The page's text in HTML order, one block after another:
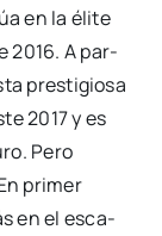
en la éli­te
2016. A par­
pres­ti­gio­sa
2017 y es
Pero
pri­mer
en el esca­